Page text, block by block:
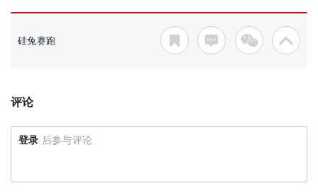
硅兔赛跑
评论
登录 后参与评论